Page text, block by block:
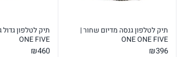
תיק לטלפון גנסה מדיום שחור |
ONE ONE FIVE
₪396
ONE FIVE
₪460